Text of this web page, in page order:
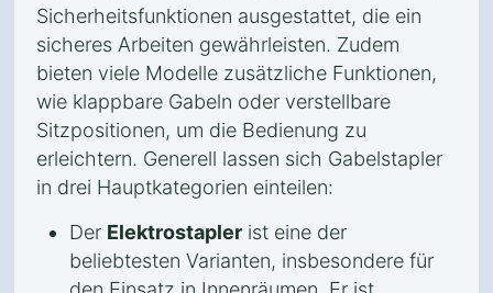
Sicherheitsfunktionen ausgestattet, die ein
sicheres Arbeiten gewährleisten. Zudem
bieten viele Modelle zusätzliche Funktionen,
wie klappbare Gabeln oder verstellbare
Sitzpositionen, um die Bedienung zu
erleichtern. Generell lassen sich Gabelstapler
in drei Hauptkategorien einteilen:
Der Elektrostapler ist eine der
beliebtesten Varianten, insbesondere für